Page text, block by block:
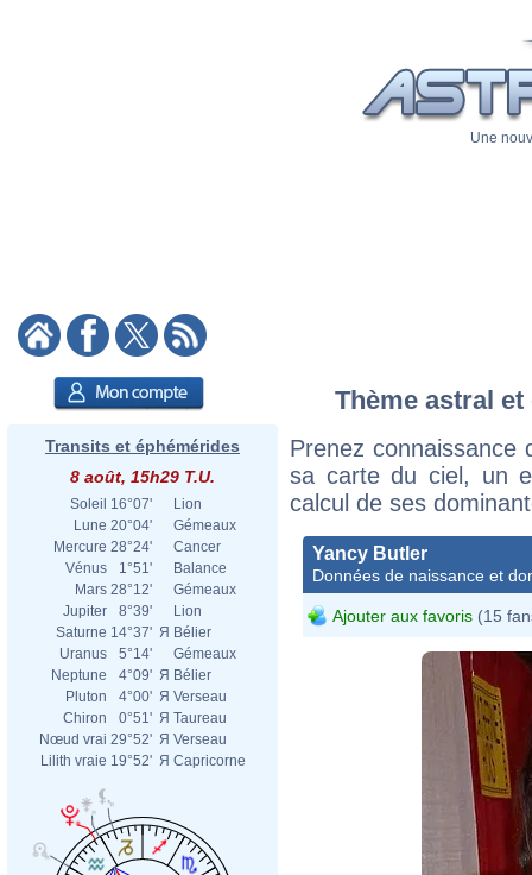
Une
Transits et éphémérides
8 août, 15h29 T.U.
Soleil 16°07'
Lion
Lune 20°04'
Gémeaux
Mercure 28°24'
Cancer
Vénus
1°51'
Balance
Mars 28°12'
Gémeaux
Jupiter
8°39'
Lion
Saturne 14°37' Я Bélier
Uranus
5°14'
Gémeaux
Neptune
4°09' Я Bélier
Pluton
4°00' Я Verseau
Chiron
0°51' Я Taureau
Nœud vrai 29°52' Я Verseau
Lilith vraie 19°52' Я Capricorne
Thème astral
Prenez connaissance
sa carte du ciel, un
calcul de ses
Yancy Butler
Données de naissance et
Ajouter aux favoris (15